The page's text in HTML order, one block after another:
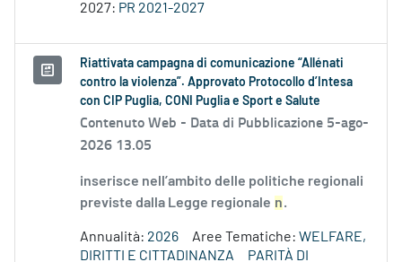
2027: PR 2021-2027
Riattivata campagna di comunicazione “Allénati
contro la violenza”. Approvato Protocollo d’Intesa
con CIP Puglia, CONI Puglia e Sport e Salute
Contenuto Web - Data di Pubblicazione 5-ago-
2026 13.05
inserisce nell’ambito delle politiche regionali
previste dalla Legge regionale n.
Annualità: 2026 Aree Tematiche: WELFARE,
DIRITTI E CITTADINANZA
PARITÀ DI